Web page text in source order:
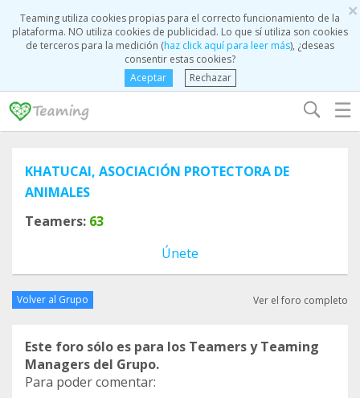
×
Teaming utiliza cookies propias para el correcto funcionamiento de la
plataforma. NO utiliza cookies de publicidad. Lo que sí utiliza son cookies
de terceros para la medición (haz click aquí para leer más), ¿deseas
consentir estas cookies?
Aceptar
Rechazar
☰
KHATUCAI, ASOCIACIÓN PROTECTORA DE
ANIMALES
Teamers: 63
Únete
Volver al Grupo Ver el foro completo
Este foro sólo es para los Teamers y Teaming
Managers del Grupo.
Para poder comentar: